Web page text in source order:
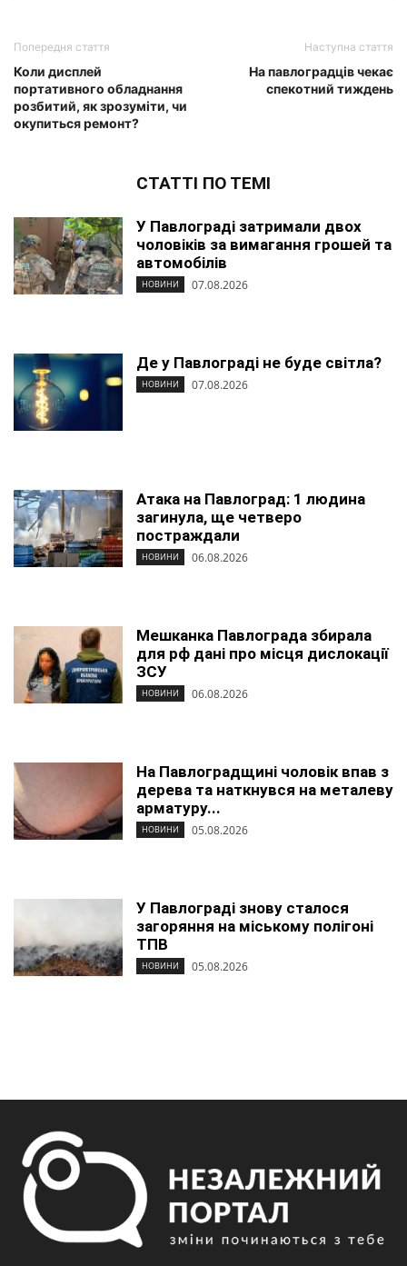
Попередня стаття
Коли дисплей
портативного обладнання
розбитий, як зрозуміти, чи
окупиться ремонт?
Наступна стаття
На павлоградців чекає
спекотний тиждень
СТАТТІ ПО ТЕМІ
У Павлограді затримали двох
чоловіків за вимагання грошей та
автомобілів
НОВИНИ 07.08.2026
Де у Павлограді не буде світла?
НОВИНИ 07.08.2026
Атака на Павлоград: 1 людина
загинула, ще четверо
постраждали
НОВИНИ 06.08.2026
Мешканка Павлограда збирала
для рф дані про місця дислокації
ЗСУ
НОВИНИ 06.08.2026
На Павлоградщині чоловік впав з
дерева та наткнувся на металеву
арматуру...
НОВИНИ 05.08.2026
У Павлограді знову сталося
загоряння на міському полігоні
ТПВ
НОВИНИ 05.08.2026